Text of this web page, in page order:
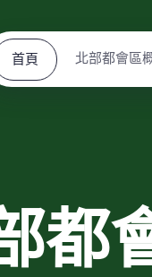
首頁 北部都會區
都